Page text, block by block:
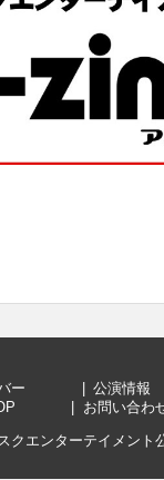
バー
公演
お問い
クエンターテイメント